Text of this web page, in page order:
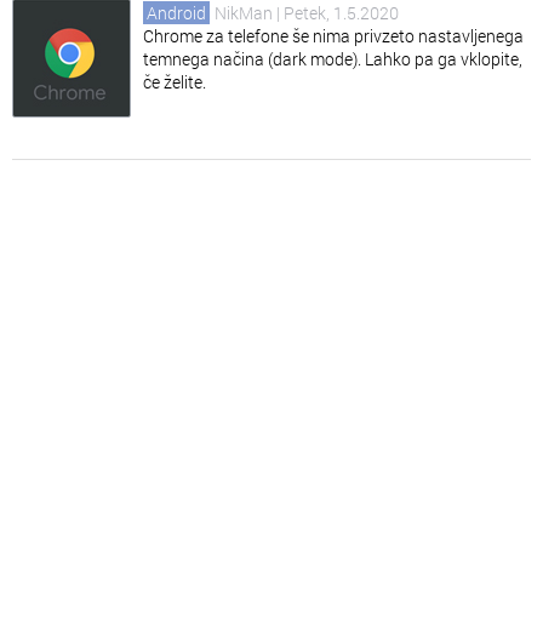
Android NikMan | Petek, 1.5.2020
Chrome za telefone še nima privzeto nastavljenega
temnega načina (dark mode). Lahko pa ga vklopite,
če želite.